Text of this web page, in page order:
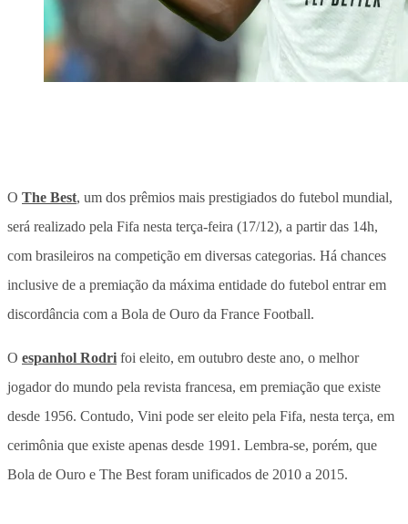
O The Best, um dos prêmios mais prestigiados do futebol mundial,
será realizado pela Fifa nesta terça-feira (17/12), a partir das 14h,
com brasileiros na competição em diversas categorias. Há chances
inclusive de a premiação da máxima entidade do futebol entrar em
discordância com a Bola de Ouro da France Football.
O espanhol Rodri foi eleito, em outubro deste ano, o melhor
jogador do mundo pela revista francesa, em premiação que existe
desde 1956. Contudo, Vini pode ser eleito pela Fifa, nesta terça, em
cerimônia que existe apenas desde 1991. Lembra-se, porém, que
Bola de Ouro e The Best foram unificados de 2010 a 2015.